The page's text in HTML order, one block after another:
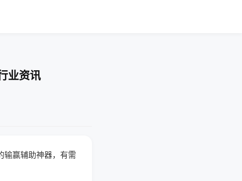
业资讯
输赢辅助神器，有需